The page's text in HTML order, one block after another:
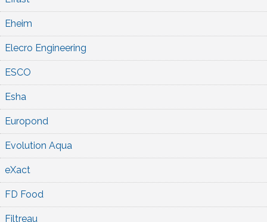
Eheim
Elecro Engineering
ESCO
Esha
Europond
Evolution Aqua
eXact
FD Food
Filtreau